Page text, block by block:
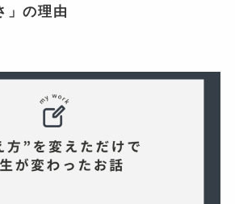
」の理由